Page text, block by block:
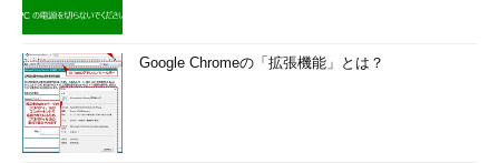
Google Chromeの「拡張機能」とは？